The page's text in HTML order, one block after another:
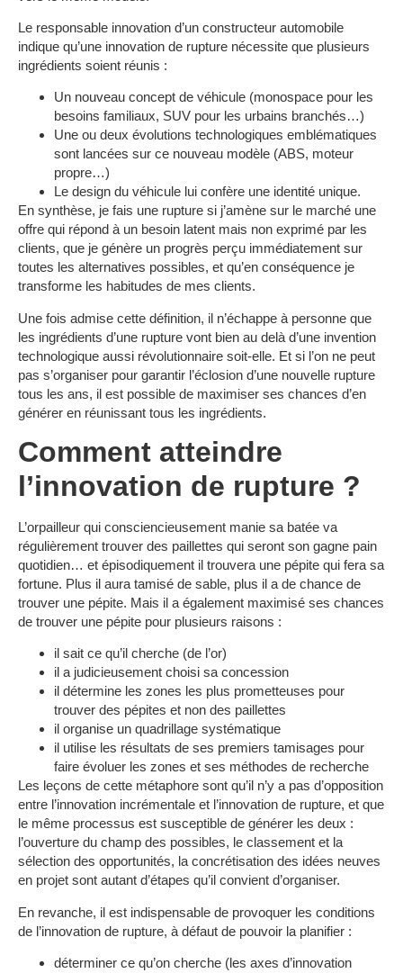
Le responsable innovation d’un constructeur automobile
indique qu’une innovation de rupture nécessite que plusieurs
ingrédients soient réunis :
Un nouveau concept de véhicule (monospace pour les
besoins familiaux, SUV pour les urbains branchés…)
Une ou deux évolutions technologiques emblématiques
sont lancées sur ce nouveau modèle (ABS, moteur
propre…)
Le design du véhicule lui confère une identité unique.
En synthèse, je fais une rupture si j’amène sur le marché une
offre qui répond à un besoin latent mais non exprimé par les
clients, que je génère un progrès perçu immédiatement sur
toutes les alternatives possibles, et qu’en conséquence je
transforme les habitudes de mes clients.
Une fois admise cette définition, il n’échappe à personne que
les ingrédients d’une rupture vont bien au delà d’une invention
technologique aussi révolutionnaire soit-elle. Et si l’on ne peut
pas s’organiser pour garantir l’éclosion d’une nouvelle rupture
tous les ans, il est possible de maximiser ses chances d’en
générer en réunissant tous les ingrédients.
Comment atteindre
l’innovation de rupture ?
L’orpailleur qui consciencieusement manie sa batée va
régulièrement trouver des paillettes qui seront son gagne pain
quotidien… et épisodiquement il trouvera une pépite qui fera sa
fortune. Plus il aura tamisé de sable, plus il a de chance de
trouver une pépite. Mais il a également maximisé ses chances
de trouver une pépite pour plusieurs raisons :
il sait ce qu’il cherche (de l’or)
il a judicieusement choisi sa concession
il détermine les zones les plus prometteuses pour
trouver des pépites et non des paillettes
il organise un quadrillage systématique
il utilise les résultats de ses premiers tamisages pour
faire évoluer les zones et ses méthodes de recherche
Les leçons de cette métaphore sont qu’il n’y a pas d’opposition
entre l’innovation incrémentale et l’innovation de rupture, et que
le même processus est susceptible de générer les deux :
l’ouverture du champ des possibles, le classement et la
sélection des opportunités, la concrétisation des idées neuves
en projet sont autant d’étapes qu’il convient d’organiser.
En revanche, il est indispensable de provoquer les conditions
de l’innovation de rupture, à défaut de pouvoir la planifier :
déterminer ce qu’on cherche (les axes d’innovation